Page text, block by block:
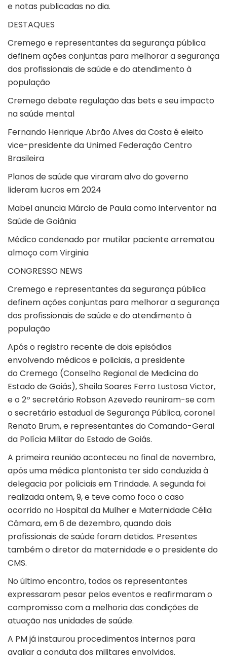
e notas publicadas no dia.
DESTAQUES
Cremego e representantes da segurança pública
definem ações conjuntas para melhorar a segurança
dos profissionais de saúde e do atendimento à
população
Cremego debate regulação das bets e seu impacto
na saúde mental
Fernando Henrique Abrão Alves da Costa é eleito
vice-presidente da Unimed Federação Centro
Brasileira
Planos de saúde que viraram alvo do governo
lideram lucros em 2024
Mabel anuncia Márcio de Paula como interventor na
Saúde de Goiânia
Médico condenado por mutilar paciente arrematou
almoço com Virginia
CONGRESSO NEWS
Cremego e representantes da segurança pública
definem ações conjuntas para melhorar a segurança
dos profissionais de saúde e do atendimento à
população
Após o registro recente de dois episódios
envolvendo médicos e policiais, a presidente
do Cremego (Conselho Regional de Medicina do
Estado de Goiás), Sheila Soares Ferro Lustosa Victor,
e o 2º secretário Robson Azevedo reuniram-se com
o secretário estadual de Segurança Pública, coronel
Renato Brum, e representantes do Comando-Geral
da Polícia Militar do Estado de Goiás.
A primeira reunião aconteceu no final de novembro,
após uma médica plantonista ter sido conduzida à
delegacia por policiais em Trindade. A segunda foi
realizada ontem, 9, e teve como foco o caso
ocorrido no Hospital da Mulher e Maternidade Célia
Câmara, em 6 de dezembro, quando dois
profissionais de saúde foram detidos. Presentes
também o diretor da maternidade e o presidente do
CMS.
No último encontro, todos os representantes
expressaram pesar pelos eventos e reafirmaram o
compromisso com a melhoria das condições de
atuação nas unidades de saúde.
A PM já instaurou procedimentos internos para
avaliar a conduta dos militares envolvidos.